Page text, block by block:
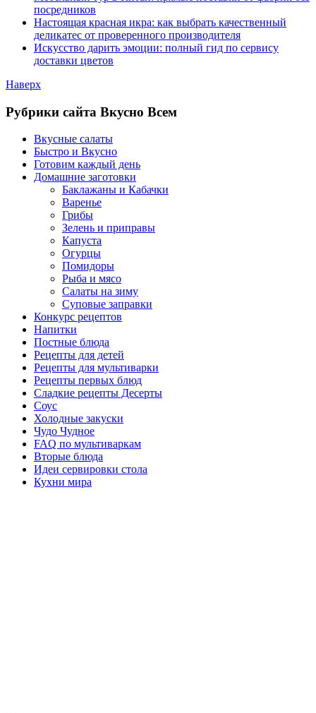
посредников
Настоящая красная икра: как выбрать качественный
деликатес от проверенного производителя
Искусство дарить эмоции: полный гид по сервису
доставки цветов
Наверх
Рубрики сайта Вкусно Всем
Вкусные салаты
Быстро и Вкусно
Готовим каждый день
Домашние заготовки
Баклажаны и Кабачки
Варенье
Грибы
Зелень и приправы
Капуста
Огурцы
Помидоры
Рыба и мясо
Салаты на зиму
Суповые заправки
Конкурс рецептов
Напитки
Постные блюда
Рецепты для детей
Рецепты для мультиварки
Рецепты первых блюд
Сладкие рецепты Десерты
Соус
Холодные закуски
Чудо Чудное
FAQ по мультиваркам
Вторые блюда
Идеи сервировки стола
Кухни мира